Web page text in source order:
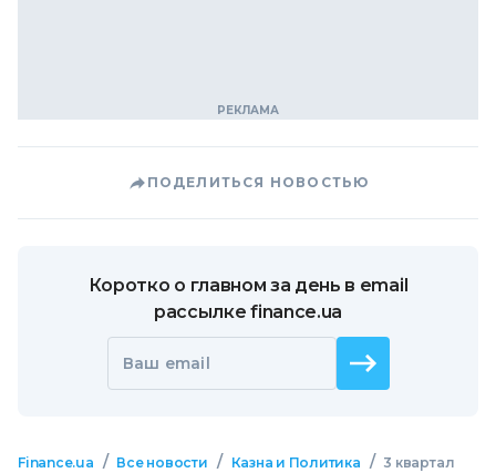
ПОДЕЛИТЬСЯ НОВОСТЬЮ
Коротко о главном за день в email
рассылке finance.ua
Ваш email
Finance.ua / Все новости / Казна и Политика / 3 квартал